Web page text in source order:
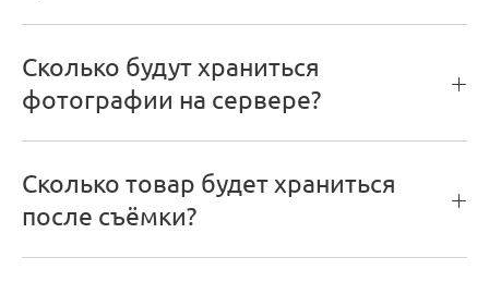
Сколько будут храниться
фотографии на сервере?
Сколько товар будет храниться
после съёмки?